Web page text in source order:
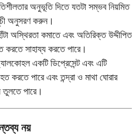
অনুভূতি দিতে যতটা সম্ভব নিয়মিত
অনুসরণ করুন।
অস্থিরতা কমাতে এবং অতিরিক্ত উদ্দীপিত
সাহায্য করতে পারে।
একটি ডিপ্রেসেন্ট এবং এটি
করতে পারে এবং তন্দ্রা ও মাথা ঘোরার
তুলতে পারে।
নয়